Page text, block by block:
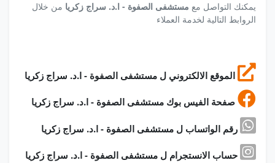
يمكنك التواصل مع مستشفى الصفوة - ا.د. سراج زكريا من خلال
الروابط التالية لخدمة العملاء